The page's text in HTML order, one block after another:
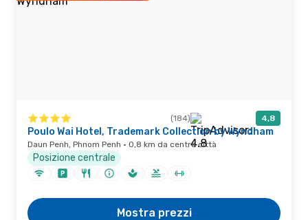
(184) 4,8
Poulo Wai Hotel, Trademark Collection by Wyndham
Daun Penh, Phnom Penh · 0,8 km da centro città
Posizione centrale
Mostra prezzi